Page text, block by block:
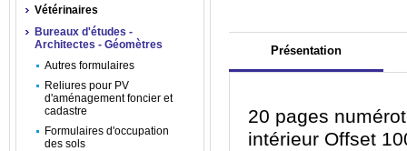
Présentation
20 pages
intérieur Offset
Vétérinaires
Bureaux d'études -
Architectes - Géomètres
Autres formulaires
Reliures pour PV
d'aménagement foncier et
cadastre
Formulaires d'occupation
des sols